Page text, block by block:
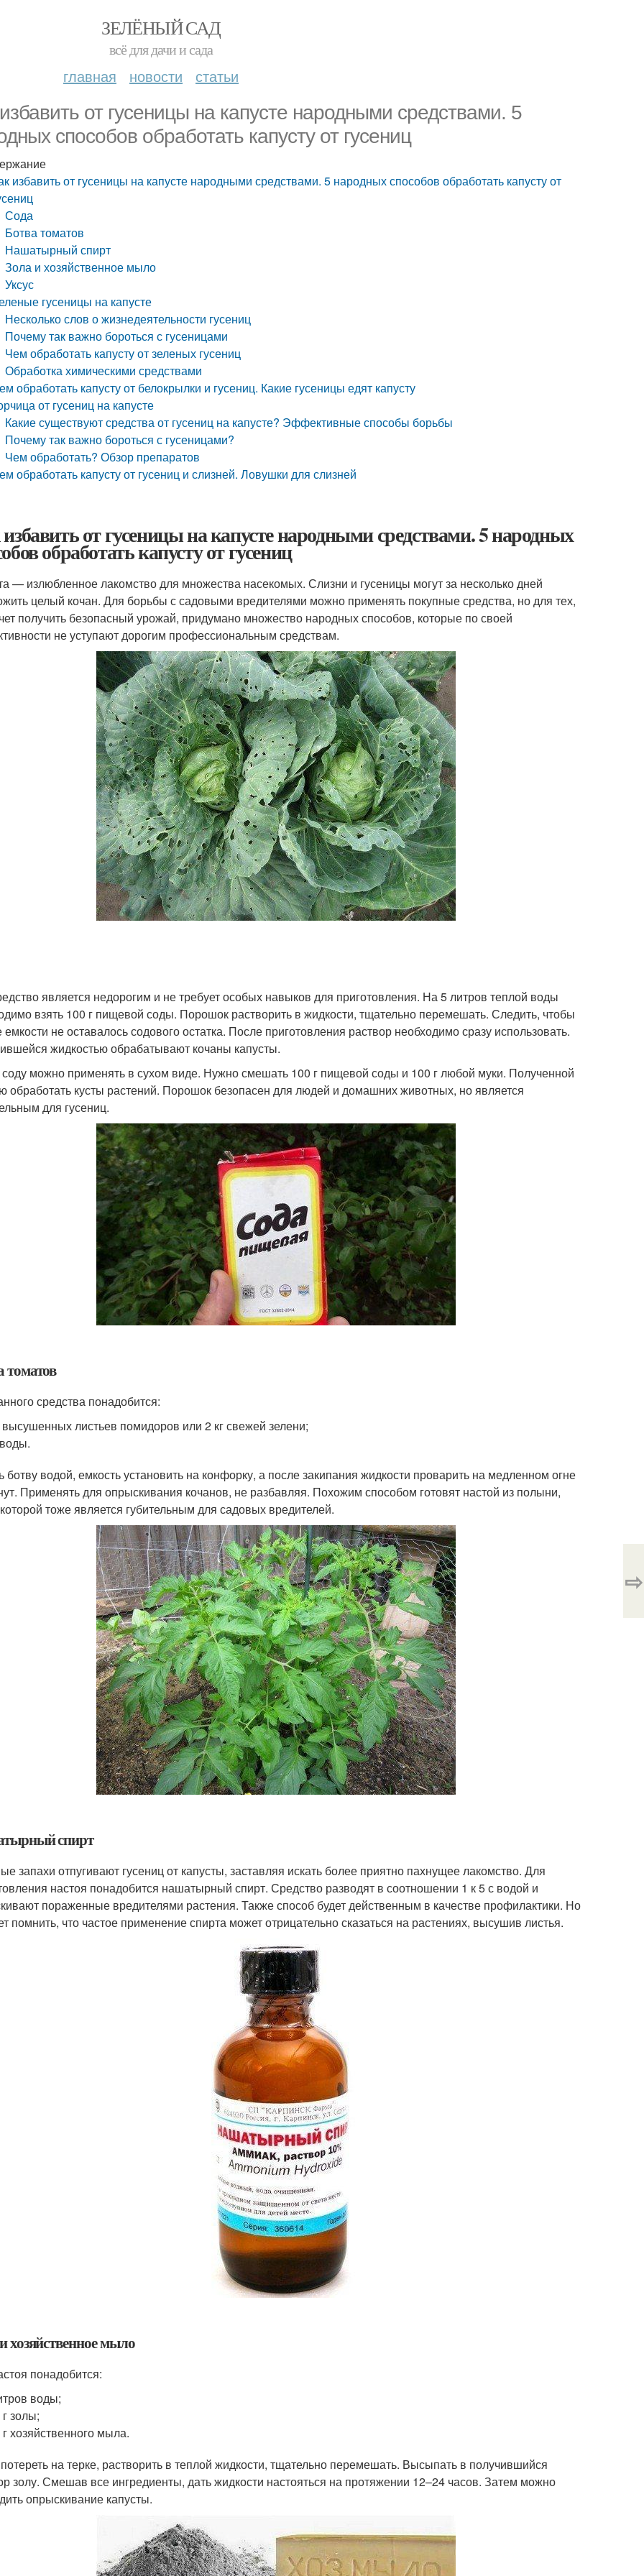
ЗЕЛЁНЫЙ САД
всё для дачи и сада
главная новости статьи
от гусеницы на капусте народными средствами. 5
способов обработать капусту от гусениц
избавить от гусеницы на капусте народными средствами. 5 народных способов обработать капусту от
Сода
Ботва томатов
Нашатырный спирт
Зола и хозяйственное мыло
Уксус
гусеницы на капусте
Несколько слов о жизнедеятельности гусениц
Почему так важно бороться с гусеницами
Чем обработать капусту от зеленых гусениц
Обработка химическими средствами
обработать капусту от белокрылки и гусениц. Какие гусеницы едят капусту
от гусениц на капусте
Какие существуют средства от гусениц на капусте? Эффективные способы борьбы
Почему так важно бороться с гусеницами?
Чем обработать? Обзор препаратов
обработать капусту от гусениц и слизней. Ловушки для слизней
от гусеницы на капусте народными средствами. 5 народных
обработать капусту от гусениц
— излюбленное лакомство для множества насекомых. Слизни и гусеницы могут за несколько дней
целый кочан. Для борьбы с садовыми вредителями можно применять покупные средства, но для тех,
получить безопасный урожай, придумано множество народных способов, которые по своей
не уступают дорогим профессиональным средствам.
является недорогим и не требует особых навыков для приготовления. На 5 литров теплой воды
взять 100 г пищевой соды. Порошок растворить в жидкости, тщательно перемешать. Следить, чтобы
емкости не оставалось содового остатка. После приготовления раствор необходимо сразу использовать.
жидкостью обрабатывают кочаны капусты.
можно применять в сухом виде. Нужно смешать 100 г пищевой соды и 100 г любой муки. Полученной
обработать кусты растений. Порошок безопасен для людей и домашних животных, но является
для гусениц.
томатов
средства понадобится:
высушенных листьев помидоров или 2 кг свежей зелени;
ботву водой, емкость установить на конфорку, а после закипания жидкости проварить на медленном огне
Применять для опрыскивания кочанов, не разбавляя. Похожим способом готовят настой из полыни,
тоже является губительным для садовых вредителей.
спирт
запахи отпугивают гусениц от капусты, заставляя искать более приятно пахнущее лакомство. Для
настоя понадобится нашатырный спирт. Средство разводят в соотношении 1 к 5 с водой и
пораженные вредителями растения. Также способ будет действенным в качестве профилактики. Но
помнить, что частое применение спирта может отрицательно сказаться на растениях, высушив листья.
хозяйственное мыло
понадобится:
воды;
золы;
хозяйственного мыла.
на терке, растворить в теплой жидкости, тщательно перемешать. Высыпать в получившийся
золу. Смешав все ингредиенты, дать жидкости настояться на протяжении 12–24 часов. Затем можно
опрыскивание капусты.
⇨